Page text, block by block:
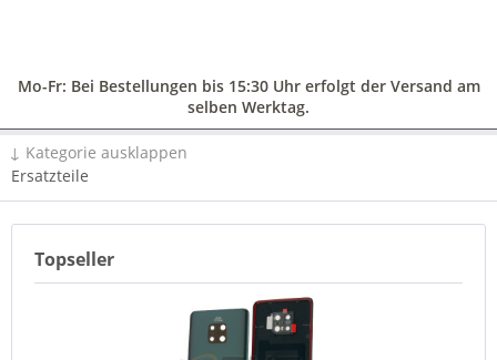
Mo-Fr: Bei Bestellungen bis 15:30 Uhr erfolgt der Versand am
selben Werktag.
↓ Kategorie ausklappen
Ersatzteile
Topseller